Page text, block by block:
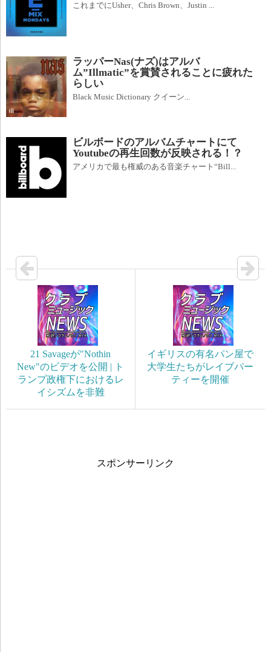
これまでにUsher、Chris Brown、Justin ...
ラッパーNas(ナズ)はアルバ
ム”Illmatic”を賞賛されることに疲れた
らしい
Black Music Dictionary クイーン...
ビルボードのアルバムチャートにて
Youtubeの再生回数が反映される！？
アメリカで最も権威のある音楽チャート“Bill...
21 Savageが"Nothin
New"のビデオを公開 | ト
ランプ政権下におけるレ
イシズムを非難
イギリスの有名パン屋で
大学生たちがレイブパー
ティーを開催
スポンサーリンク